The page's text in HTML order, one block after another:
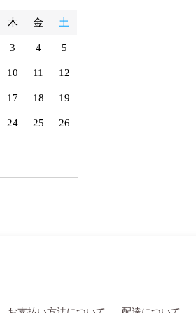
木 金 土
3 4 5
10 11 12
17 18 19
24 25 26